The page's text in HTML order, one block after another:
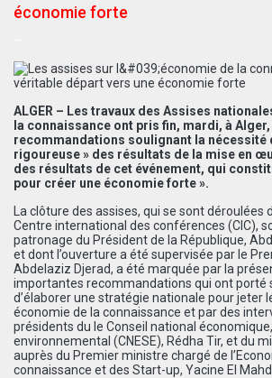
économie forte
ALGER – Les travaux des Assises
la connaissance ont pris fin, mardi, à
recommandations soulignant la nécessité
rigoureuse » des résultats de la mise en
des résultats de cet événement, qui
pour créer une économie forte ».
La clôture des assises, qui se sont déroulées
Centre international des conférences (CIC),
patronage du Président de la République,
et dont l’ouverture a été supervisée par le
Abdelaziz Djerad, a été marquée par la
importantes recommandations qui ont porté
d’élaborer une stratégie nationale pour jeter
économie de la connaissance et par des
présidents du le Conseil national
environnemental (CNESE), Rédha Tir, et du
auprès du Premier ministre chargé de
connaissance et des Start-up, Yacine El